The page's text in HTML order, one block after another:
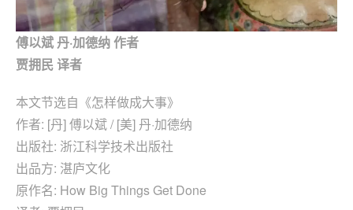
傅以斌 丹·加德纳 作者
贾拥民 译者
本文节选自《怎样做成大事》
作者: [丹] 傅以斌 / [美] 丹·加德纳
出版社: 浙江科学技术出版社
出品方: 湛庐文化
原作名: How Big Things Get Done